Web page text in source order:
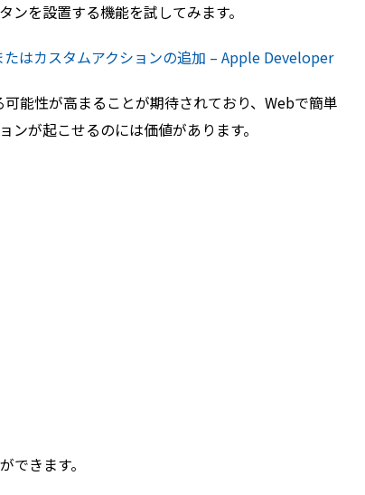
を設置する機能を試してみます。
はカスタムアクションの追加 – Apple Developer
能性が高まることが期待されており、Webで簡単
が起こせるのには価値があります。
できます。